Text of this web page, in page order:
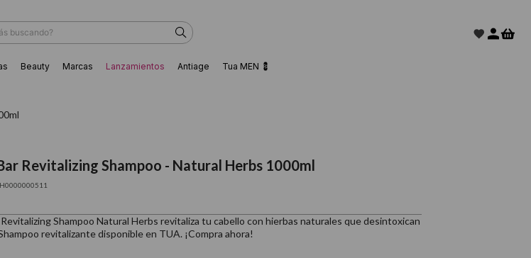
buscando?
Beauty Marcas Lanzamientos Antiage Tua MEN 💈
Revitalizing Shampoo - Natural Herbs 1000ml
Shampoo Natural Herbs revitaliza tu cabello con hierbas naturales que desintoxican
revitalizante disponible en TUA. ¡Compra ahora!